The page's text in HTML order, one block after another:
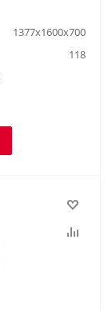
1377x1600x700
118